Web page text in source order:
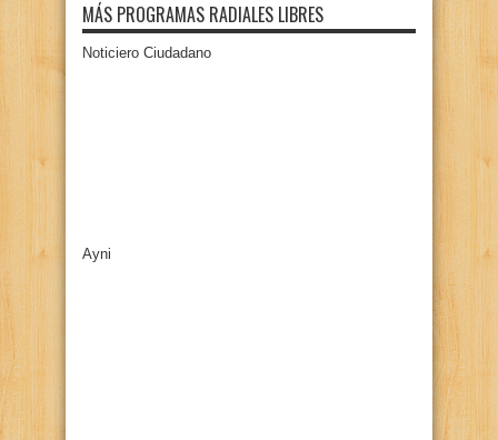
MÁS PROGRAMAS RADIALES LIBRES
Noticiero Ciudadano
Ayni